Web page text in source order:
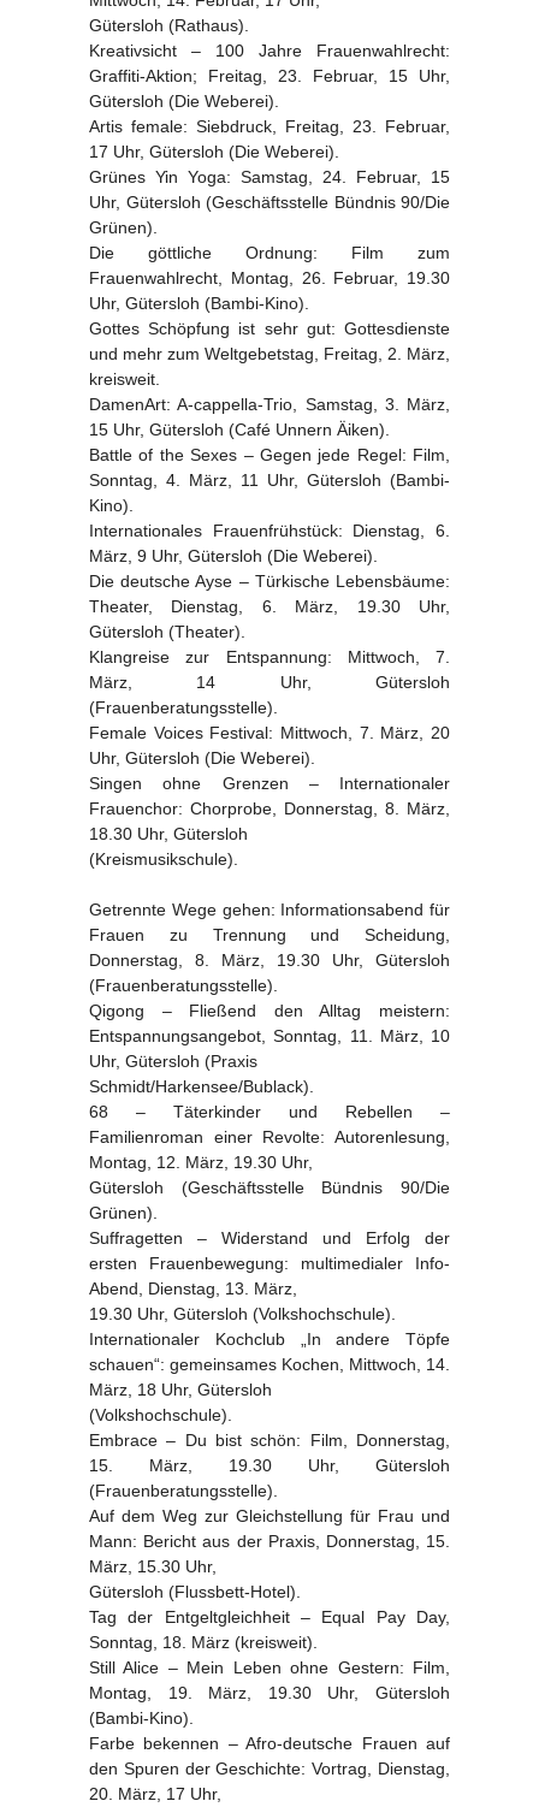
Gütersloh (Rathaus).
Kreativsicht – 100 Jahre Frauenwahlrecht:
Graffiti-Aktion; Freitag, 23. Februar, 15 Uhr,
Gütersloh (Die Weberei).
Artis female: Siebdruck, Freitag, 23. Februar,
17 Uhr, Gütersloh (Die Weberei).
Grünes Yin Yoga: Samstag, 24. Februar, 15
Uhr, Gütersloh (Geschäftsstelle Bündnis 90/Die
Grünen).
Die göttliche Ordnung: Film zum
Frauenwahlrecht, Montag, 26. Februar, 19.30
Uhr, Gütersloh (Bambi-Kino).
Gottes Schöpfung ist sehr gut: Gottesdienste
und mehr zum Weltgebetstag, Freitag, 2. März,
kreisweit.
DamenArt: A-cappella-Trio, Samstag, 3. März,
15 Uhr, Gütersloh (Café Unnern Äiken).
Battle of the Sexes – Gegen jede Regel: Film,
Sonntag, 4. März, 11 Uhr, Gütersloh (Bambi-
Kino).
Internationales Frauenfrühstück: Dienstag, 6.
März, 9 Uhr, Gütersloh (Die Weberei).
Die deutsche Ayse – Türkische Lebensbäume:
Theater, Dienstag, 6. März, 19.30 Uhr,
Gütersloh (Theater).
Klangreise zur Entspannung: Mittwoch, 7.
März, 14 Uhr, Gütersloh
(Frauenberatungsstelle).
Female Voices Festival: Mittwoch, 7. März, 20
Uhr, Gütersloh (Die Weberei).
Singen ohne Grenzen – Internationaler
Frauenchor: Chorprobe, Donnerstag, 8. März,
18.30 Uhr, Gütersloh
(Kreismusikschule).
Getrennte Wege gehen: Informationsabend für
Frauen zu Trennung und Scheidung,
Donnerstag, 8. März, 19.30 Uhr, Gütersloh
(Frauenberatungsstelle).
Qigong – Fließend den Alltag meistern:
Entspannungsangebot, Sonntag, 11. März, 10
Uhr, Gütersloh (Praxis
Schmidt/Harkensee/Bublack).
68 – Täterkinder und Rebellen –
Familienroman einer Revolte: Autorenlesung,
Montag, 12. März, 19.30 Uhr,
Gütersloh (Geschäftsstelle Bündnis 90/Die
Grünen).
Suffragetten – Widerstand und Erfolg der
ersten Frauenbewegung: multimedialer Info-
Abend, Dienstag, 13. März,
19.30 Uhr, Gütersloh (Volkshochschule).
Internationaler Kochclub „In andere Töpfe
schauen“: gemeinsames Kochen, Mittwoch, 14.
März, 18 Uhr, Gütersloh
(Volkshochschule).
Embrace – Du bist schön: Film, Donnerstag,
15. März, 19.30 Uhr, Gütersloh
(Frauenberatungsstelle).
Auf dem Weg zur Gleichstellung für Frau und
Mann: Bericht aus der Praxis, Donnerstag, 15.
März, 15.30 Uhr,
Gütersloh (Flussbett-Hotel).
Tag der Entgeltgleichheit – Equal Pay Day,
Sonntag, 18. März (kreisweit).
Still Alice – Mein Leben ohne Gestern: Film,
Montag, 19. März, 19.30 Uhr, Gütersloh
(Bambi-Kino).
Farbe bekennen – Afro-deutsche Frauen auf
den Spuren der Geschichte: Vortrag, Dienstag,
20. März, 17 Uhr,